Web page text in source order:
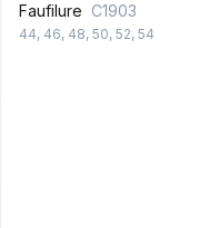
Faufilure С1903
44, 46, 48, 50, 52, 54